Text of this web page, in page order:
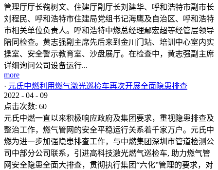
管理厅厅长鞠树文、住建厅副厅长刘建华、呼和浩特市副市长
刘程民、呼和浩特市住建局党组书记海鹰及自治区、呼和浩特
市相关单位负责人。呼和浩特中燃总经理鄢宏超等经管层领导
陪同检查。黄志强副主席先后来到金川门站、培训中心室内实
操室、安全警示教育室、沙盘展厅。在检查中，黄志强副主席
详细询问公司设备运行...
more
· 元氏中燃利用燃气激光巡检车再次开展全面隐患排查
2022 - 04 - 09
点击次数: 60
元氏中燃一直以来积极响应政府及集团要求，重视隐患排查及
整治工作，燃气管网的安全平稳运行关系着千家万户。元氏中
燃为进一步加强隐患排查工作，与中燃集团深圳市管道检测公
司中部分公司联系，引进高科技激光燃气巡检车, 助力燃气管
网安全隐患全面大排查，贯彻执行集团“六化”管理的要求，对